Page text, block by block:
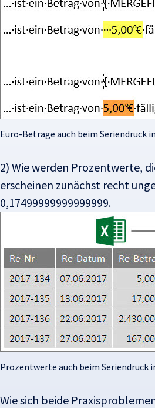
Euro-Beträge auch beim Seriendruck
2) Wie werden Prozentwerte,
erscheinen zunächst recht
0,17499999999999999.
Prozentwerte auch beim Seriendruck
Wie sich beide